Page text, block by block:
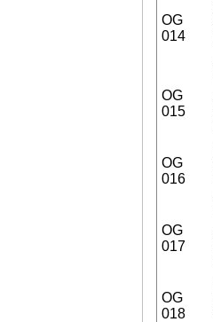
OG
014
OG
015
OG
016
OG
017
OG
018